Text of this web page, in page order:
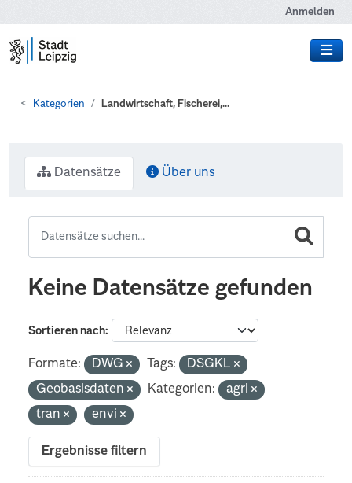
Anmelden
Kategorien Landwirtschaft, Fischerei,...
Datensätze Über uns
Keine Datensätze gefunden
Sortieren nach
Formate: DWG Tags:
DSGKL
Geobasisdaten
Kategorien:
agri
tran
envi
Ergebnisse filtern